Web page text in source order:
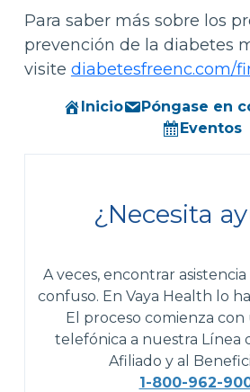
Para saber más sobre los
prevención de la diabetes
visite diabetesfreenc.com/
Inicio
Póngase en
Eventos
¿Necesita
A veces, encontrar
confuso. En Vaya Health lo
El proceso comienza
telefónica a nuestra Línea
Afiliado y al
1-800-962-